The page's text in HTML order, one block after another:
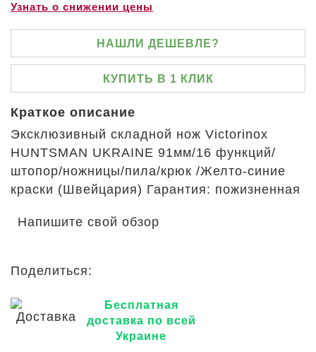
Узнать о снижении цены
НАШЛИ ДЕШЕВЛЕ?
КУПИТЬ В 1 КЛИК
Краткое описание
Эксклюзивный складной нож Victorinox
HUNTSMAN UKRAINE 91мм/16 функций/
штопор/ножницы/пила/крюк /Желто-синие
краски (Швейцария) Гарантия: пожизненная
Напишите свой обзор
Поделиться:
Бесплатная
доставка по всей
Украине